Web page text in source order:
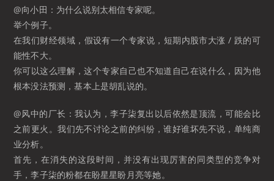
@向小田：为什么说别太相信专家呢。
举个例子。
在我们财经领域，假设有一个专家说，短期内股市大涨 / 跌的可
能性不大。
你可以这么理解，这个专家自己也不知道自己在说什么，因为他
根本没法预测，基本上是胡乱说的。 ​​​
@风中的厂长：我认为，李子柒复出以后依然是顶流，可能会比
之前更火。我们先不讨论之前的纠纷，谁好谁坏先不说，单纯商
业分析。
首先，在消失的这段时间，并没有出现厉害的同类型的竞争对
手，李子柒的粉都在盼星星盼月亮等她。